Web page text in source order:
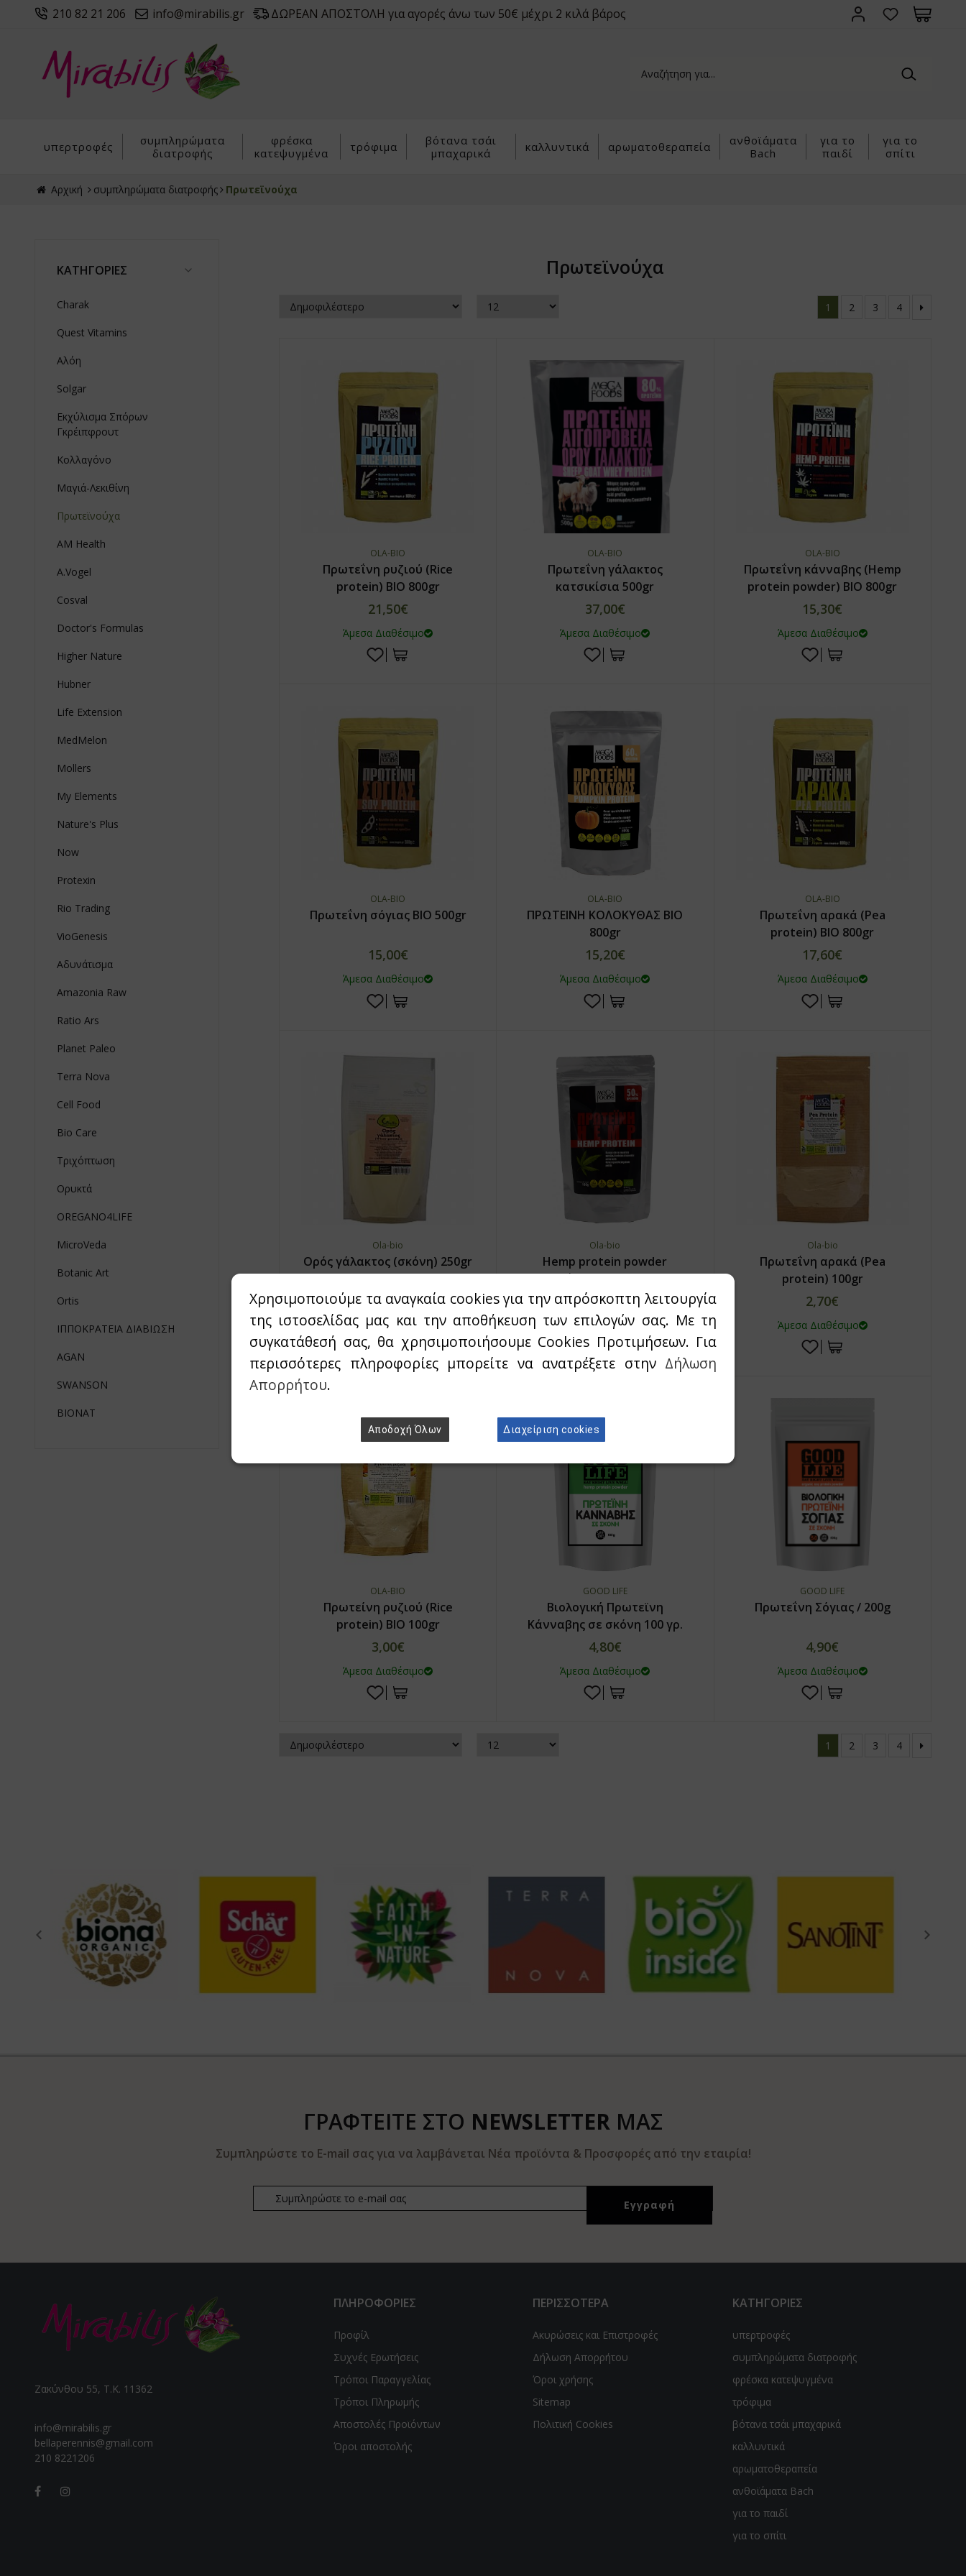
210 82 21 206 info@mirabilis.gr ΔΩΡΕΑΝ ΑΠΟΣΤΟΛΗ για αγορές άνω των 50€ μέχρι 2 κιλά βάρος
υπερτροφές
συμπληρώματα
διατροφής
φρέσκα
κατεψυγμένα
τρόφιμα
βότανα τσάι
μπαχαρικά
καλλυντικά αρωματοθεραπεία
ανθοϊάματα
Bach
για το
παιδί
για το
σπίτι
Αρχική συμπληρώματα διατροφής Πρωτεϊνούχα
ΚΑΤΗΓΟΡΙΕΣ
Charak
Quest Vitamins
Αλόη
Solgar
Εκχύλισμα Σπόρων
Γκρέιπφρουτ
Κολλαγόνο
Μαγιά-Λεκιθίνη
Πρωτεϊνούχα
AM Health
A.Vogel
Cosval
Doctor's Formulas
Higher Nature
Hubner
Life Extension
MedMelon
Mollers
My Elements
Nature's Plus
Now
Protexin
Rio Trading
VioGenesis
Αδυνάτισμα
Amazonia Raw
Ratio Ars
Planet Paleo
Terra Nova
Cell Food
Bio Care
Τριχόπτωση
Ορυκτά
OREGANO4LIFE
MicroVeda
Botanic Art
Ortis
ΙΠΠΟΚΡΑΤΕΙΑ ΔΙΑΒΙΩΣΗ
AGAN
SWANSON
BIONAT
Πρωτεϊνούχα
1 2 3 4
OLA-BIO
Πρωτεΐνη ρυζιού (Rice
protein) ΒΙΟ 800gr
21,50€
Άμεσα Διαθέσιμο
OLA-BIO
Πρωτεΐνη γάλακτος
κατσικίσια 500gr
37,00€
Άμεσα Διαθέσιμο
OLA-BIO
Πρωτεΐνη κάνναβης (Hemp
protein powder) ΒΙΟ 800gr
15,30€
Άμεσα Διαθέσιμο
OLA-BIO
Πρωτεΐνη σόγιας ΒΙΟ 500gr
15,00€
Άμεσα Διαθέσιμο
OLA-BIO
ΠΡΩΤΕΙΝΗ ΚΟΛΟΚΥΘΑΣ ΒΙΟ
800gr
15,20€
Άμεσα Διαθέσιμο
OLA-BIO
Πρωτεΐνη αρακά (Pea
protein) ΒΙΟ 800gr
17,60€
Άμεσα Διαθέσιμο
Ola-bio
Ορός γάλακτος (σκόνη) 250gr
4,20€
Άμεσα Διαθέσιμο
Ola-bio
Hemp protein powder
(πρωτεΐνη κάνναβης) 100γρ
2,40€
Άμεσα Διαθέσιμο
Ola-bio
Πρωτεΐνη αρακά (Pea
protein) 100gr
2,70€
Άμεσα Διαθέσιμο
OLA-BIO
Πρωτείνη ρυζιού (Rice
protein) ΒΙΟ 100gr
3,00€
Άμεσα Διαθέσιμο
GOOD LIFE
Βιολογική Πρωτεϊνη
Κάνναβης σε σκόνη 100 γρ.
4,80€
Άμεσα Διαθέσιμο
GOOD LIFE
Πρωτεΐνη Σόγιας / 200g
4,90€
Άμεσα Διαθέσιμο
1 2 3 4
ΓΡΑΦΤΕΙΤΕ ΣΤΟ NEWSLETTER ΜΑΣ
Συμπληρώστε το E-mail σας για να λαμβάνεται Νέα προϊόντα & Προσφορές από την εταιρία!
Ζακύνθου 55, Τ.Κ. 11362
info@mirabilis.gr
bellaperennis@gmail.com
210 8221206
ΠΛΗΡΟΦΟΡΙΕΣ
Προφίλ
Συχνές Ερωτήσεις
Τρόποι Παραγγελίας
Τρόποι Πληρωμής
Αποστολές Προϊόντων
Όροι αποστολής
ΠΕΡΙΣΣΟΤΕΡΑ
Ακυρώσεις και Επιστροφές
Δήλωση Απορρήτου
Όροι χρήσης
Sitemap
Πολιτική Cookies
ΚΑΤΗΓΟΡΙΕΣ
υπερτροφές
συμπληρώματα διατροφής
φρέσκα κατεψυγμένα
τρόφιμα
βότανα τσάι μπαχαρικά
καλλυντικά
αρωματοθεραπεία
ανθοϊάματα Bach
για το παιδί
για το σπίτι
Χρησιμοποιούμε τα αναγκαία cookies για την απρόσκοπτη λειτουργία
της ιστοσελίδας μας και την αποθήκευση των επιλογών σας. Με τη
συγκατάθεσή σας, θα χρησιμοποιήσουμε Cookies Προτιμήσεων. Για
περισσότερες πληροφορίες μπορείτε να ανατρέξετε στην Δήλωση
Απορρήτου.
Αποδοχή Όλων Διαχείριση cookies